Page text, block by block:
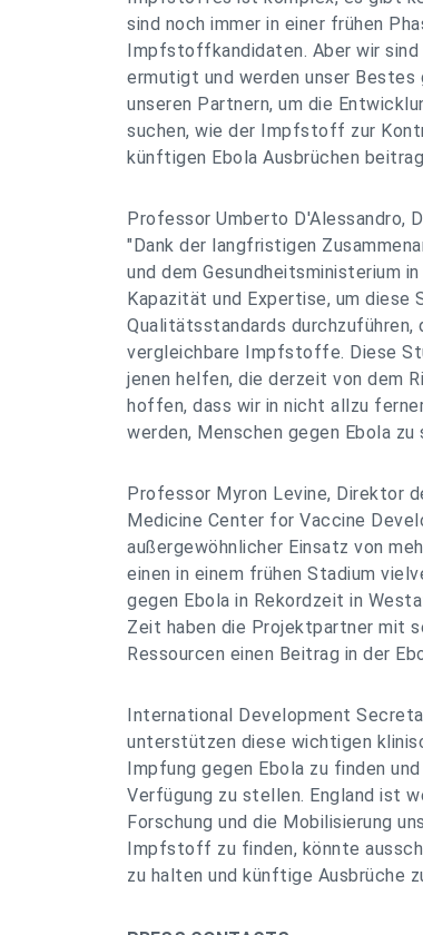
sind noch immer in einer frühen
Impfstoffkandidaten. Aber wir
ermutigt und werden unser Bestes
unseren Partnern, um die
suchen, wie der Impfstoff zur
künftigen Ebola Ausbrüchen
Professor Umberto D'Alessandro,
"Dank der langfristigen
und dem Gesundheitsministerium
Kapazität und Expertise, um diese
Qualitätsstandards durchzuführen,
vergleichbare Impfstoffe. Diese
jenen helfen, die derzeit von dem
hoffen, dass wir in nicht allzu
werden, Menschen gegen Ebola zu
Professor Myron Levine, Direktor
Medicine Center for Vaccine
außergewöhnlicher Einsatz von
einen in einem frühen Stadium
gegen Ebola in Rekordzeit in
Zeit haben die Projektpartner mit
Ressourcen einen Beitrag in der
International Development
unterstützen diese wichtigen
Impfung gegen Ebola zu finden
Verfügung zu stellen. England ist
Forschung und die Mobilisierung
Impfstoff zu finden, könnte
zu halten und künftige Ausbrüche